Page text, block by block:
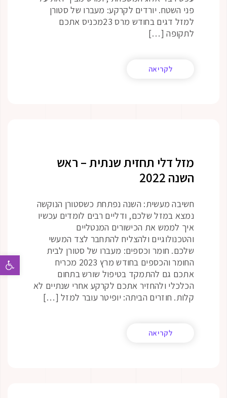
פני השטח. יורדים לקרקע: מעברו של סטורן
למזל דגים בחודש מרס 23מכניס אתכם
לתקופה […]
לקריאה
מזל דלי תחזית שנתית – ראש
השנה 2022
חשיבה מעשית: השנה נפתחת כשסטורן הנוקשה
נמצא במזל שלכם, ודליים רבים לומדים עכשיו
איך לממש את הכישורים המנטליים
והטכנולוגיים ולהצליח להתחבר לצד המעשי
שלכם. חומר וכספים: מעברו של סטורן לבית
החומר והכספים בחודש מרץ 2023 מכריח
אתכם גם להתמקד בטיפול שורש בתחום
הכלכלי ולהחזיר אתכם לקרקע אחרי שנתיים לא
קלות. חוזרים הביתה: יופיטר עובר למזל […]
לקריאה